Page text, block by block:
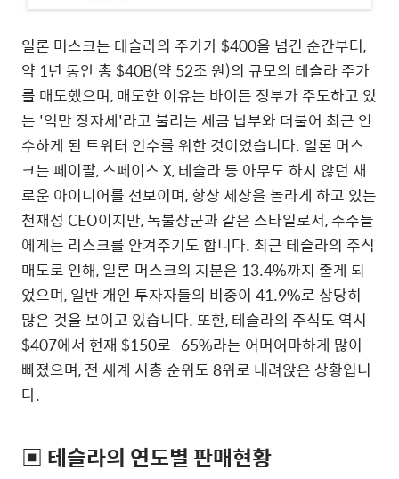
일론 머스크는 테슬라의 주가가 $400을 넘긴 순간부터,
약 1년 동안 총 $40B(약 52조 원)의 규모의 테슬라 주가
를 매도했으며, 매도한 이유는 바이든 정부가 주도하고 있
는 '억만 장자세'라고 불리는 세금 납부와 더불어 최근 인
수하게 된 트위터 인수를 위한 것이었습니다. 일론 머스
크는 페이팔, 스페이스 X, 테슬라 등 아무도 하지 않던 새
로운 아이디어를 선보이며, 항상 세상을 놀라게 하고 있는
천재성 CEO이지만, 독불장군과 같은 스타일로서, 주주들
에게는 리스크를 안겨주기도 합니다. 최근 테슬라의 주식
매도로 인해, 일론 머스크의 지분은 13.4%까지 줄게 되
었으며, 일반 개인 투자자들의 비중이 41.9%로 상당히
많은 것을 보이고 있습니다. 또한, 테슬라의 주식도 역시
$407에서 현재 $150로 -65%라는 어머어마하게 많이
빠졌으며, 전 세계 시총 순위도 8위로 내려앉은 상황입니
다.
▣ 테슬라의 연도별 판매현황